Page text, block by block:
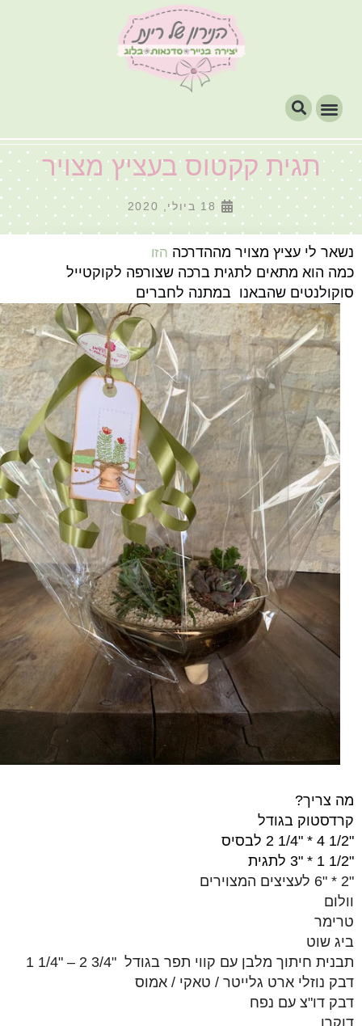
תגית קקטוס בעציץ מצויר
18 ביולי, 2020
נשאר לי עציץ מצויר מההדרכה הזו
כמה הוא מתאים לתגית ברכה שצורפה לקוקטייל
סוקולנטים שהבאנו במתנה לחברים
מה צריך?
קרדסטוק בגודל
"1/2 4 * "1/4 2 לבסיס
"1/2 1 * "3 לתגית
"2 * "6 לעציצים המצוירים
וולום
טרימר
ביג שוט
תבנית חיתוך מלבן עם קווי תפר בגודל "3/4 2 – "1/4 1
דבק נוזלי ארט גלייטר / טאקי / אמוס
דבק דו"צ עם נפח
דוקרן